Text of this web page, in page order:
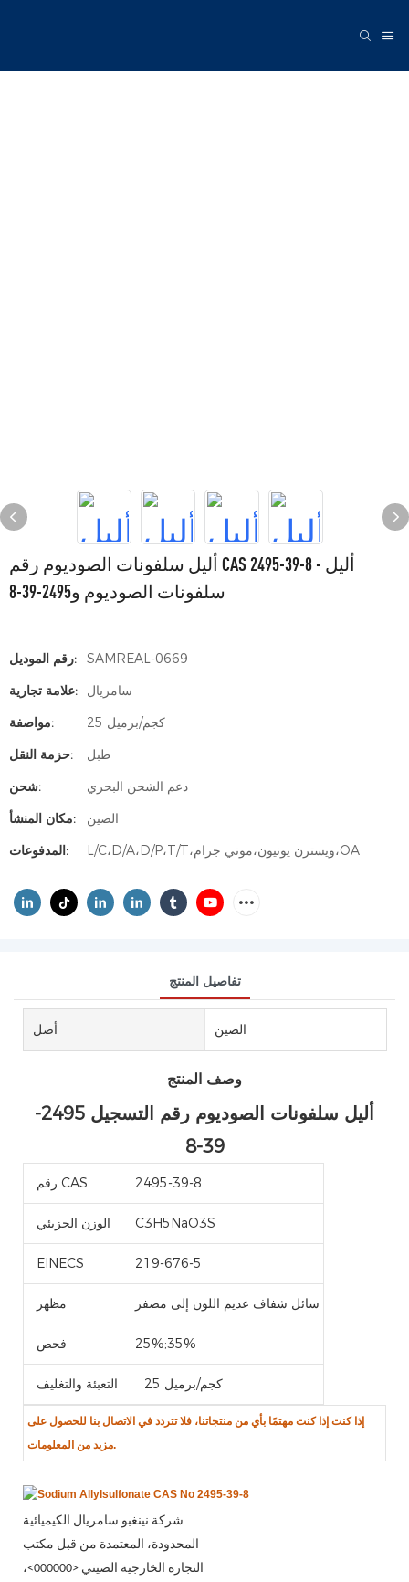
أليل سلفونات الصوديوم رقم CAS 2495-39-8 - أليل
سلفونات الصوديوم و2495-39-8
رقم الموديل:
SAMREAL-0669
علامة تجارية:
سامريال
مواصفة:
25 كجم/برميل
حزمة النقل:
طبل
شحن:
دعم الشحن البحري
مكان المنشأ:
الصين
المدفوعات:
L/C،D/A،D/P،T/T،ويسترن يونيون،موني جرام،OA
تفاصيل المنتج
أصل الصين
وصف المنتج
أليل سلفونات الصوديوم رقم التسجيل 2495-
39-8
رقم CAS 2495-39-8
الوزن الجزيئي C3H5NaO3S
EINECS 219-676-5
مظهر سائل شفاف عديم اللون إلى مصفر
فحص 25%;35%
التعبئة والتغليف 25 كجم/برميل
إذا كنت إذا كنت مهتمًا بأي من منتجاتنا، فلا تتردد في الاتصال بنا للحصول على
مزيد من المعلومات.
شركة نينغبو سامريال الكيميائية
المحدودة، المعتمدة من قبل مكتب
التجارة الخارجية الصيني <000000>،